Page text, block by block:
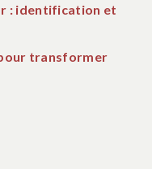
: identification et
transformer